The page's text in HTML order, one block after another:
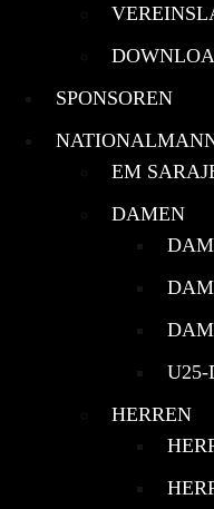
SPONSOREN
EM
DAMEN
HERREN